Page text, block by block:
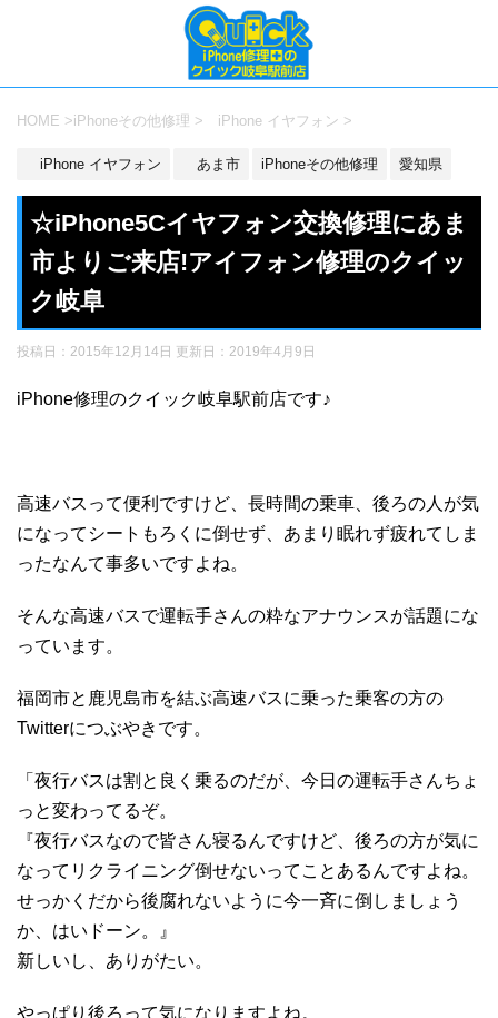
HOME >iPhoneその他修理 > iPhone イヤフォン >
iPhone イヤフォン あま市 iPhoneその他修理 愛知県
☆iPhone5Cイヤフォン交換修理にあま
市よりご来店!アイフォン修理のクイッ
ク岐阜
投稿日：2015年12月14日 更新日： 2019年4月9日
iPhone修理のクイック岐阜駅前店です♪
高速バスって便利ですけど、長時間の乗車、後ろの人が気
になってシートもろくに倒せず、あまり眠れず疲れてしま
ったなんて事多いですよね。
そんな高速バスで運転手さんの粋なアナウンスが話題にな
っています。
福岡市と鹿児島市を結ぶ高速バスに乗った乗客の方の
Twitterにつぶやきです。
「夜行バスは割と良く乗るのだが、今日の運転手さんちょ
っと変わってるぞ。
『夜行バスなので皆さん寝るんですけど、後ろの方が気に
なってリクライニング倒せないってことあるんですよね。
せっかくだから後腐れないように今一斉に倒しましょう
か、はいドーン。』
新しいし、ありがたい。
やっぱり後ろって気になりますよね。